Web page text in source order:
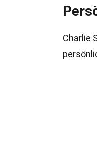
Charlie